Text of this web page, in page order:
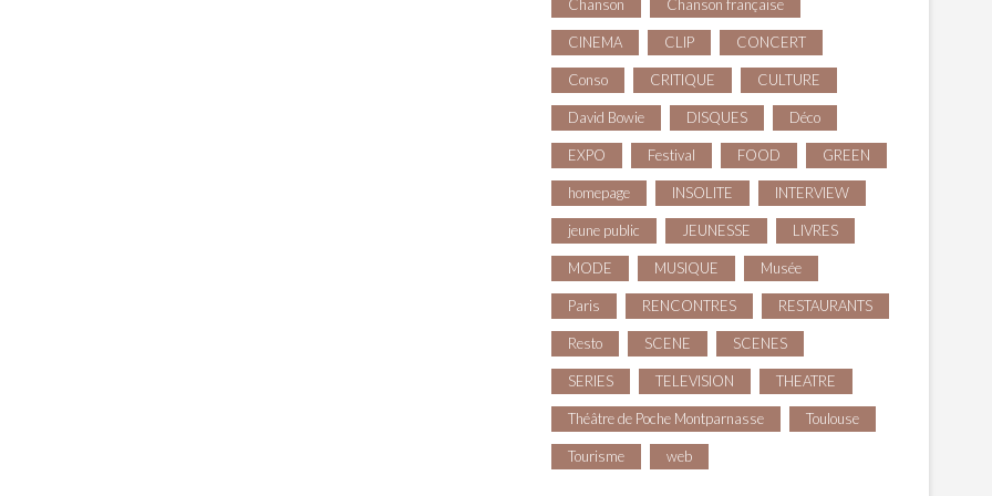
Chanson Chanson française
CINEMA CLIP CONCERT
Conso CRITIQUE CULTURE
David Bowie DISQUES Déco
EXPO Festival FOOD GREEN
homepage INSOLITE INTERVIEW
jeune public JEUNESSE LIVRES
MODE MUSIQUE Musée
Paris RENCONTRES RESTAURANTS
Resto SCENE SCENES
SERIES TELEVISION THEATRE
Théâtre de Poche Montparnasse Toulouse
Tourisme web